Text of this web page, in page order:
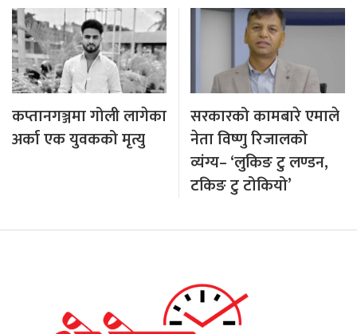
कप्तानगञ्जमा गोली लागेका
अर्का एक युवकको मृत्यु
सरकारको कामबारे एमाले
नेता विष्णु रिजालको
व्यंग्य– ‘लुकिङ टु लण्डन,
टकिङ टु टोकियो’